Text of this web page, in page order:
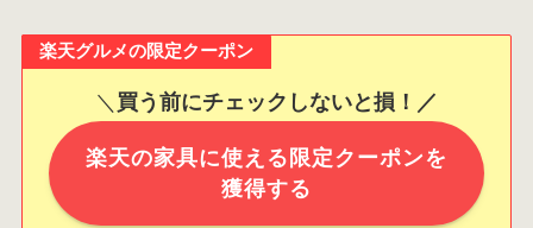
楽天グルメの限定クーポン
＼ 買う前にチェックしないと損！／
楽天の家具に使える限定クーポンを
獲得する